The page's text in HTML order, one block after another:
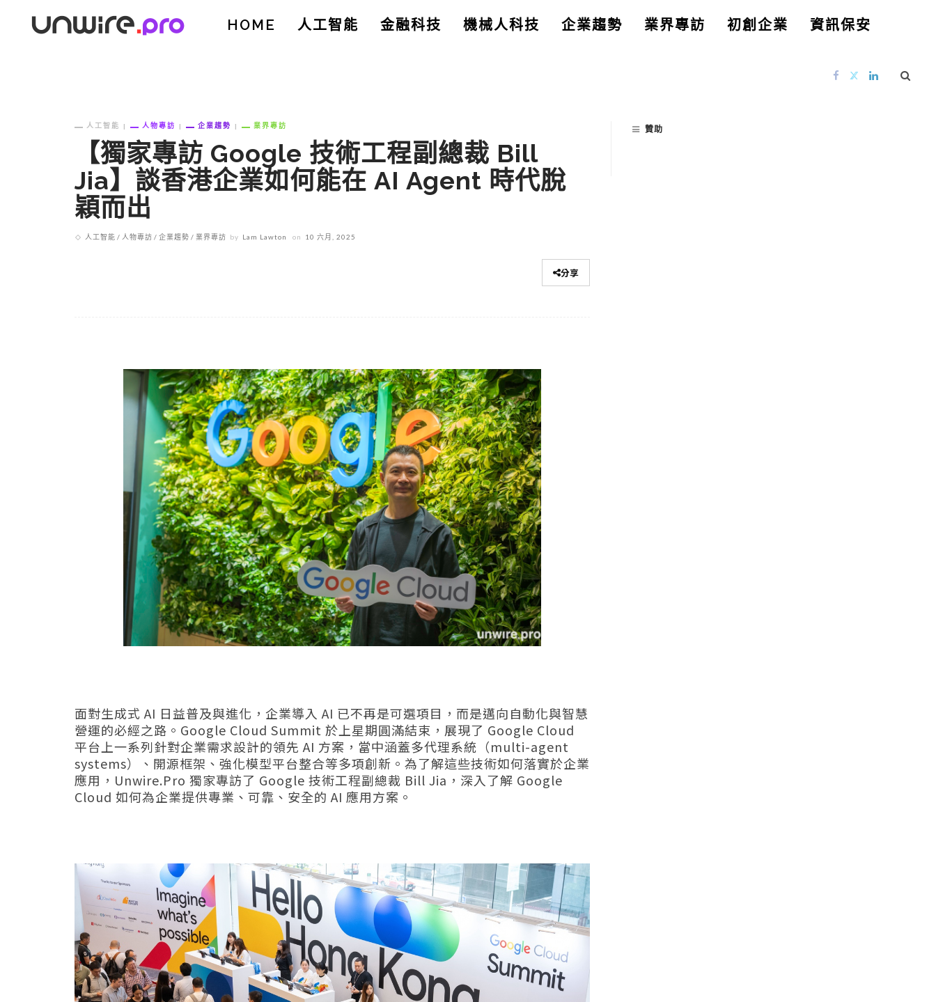
HOME 人工智能 金融科技 機械人科技 企業趨勢 業界專訪 初創企業 資訊保安
人工智能 人物專訪 企業趨勢 業界專訪
【獨家專訪 Google 技術工程副總裁 Bill
Jia】談香港企業如何能在 AI Agent 時代脫
穎而出
人工智能 人物專訪 企業趨勢 業界專訪 by Lam Lawton on 10 六月, 2025
分享
面對生成式 AI 日益普及與進化，企業導入 AI 已不再是可選項目，而是邁向自動化與智慧
營運的必經之路。Google Cloud Summit 於上星期圓滿結束，展現了 Google Cloud
平台上一系列針對企業需求設計的領先 AI 方案，當中涵蓋多代理系統（multi-agent
systems）、開源框架、強化模型平台整合等多項創新。為了解這些技術如何落實於企業
應用，Unwire.Pro 獨家專訪了 Google 技術工程副總裁 Bill Jia，深入了解 Google
Cloud 如何為企業提供專業、可靠、安全的 AI 應用方案。
贊助